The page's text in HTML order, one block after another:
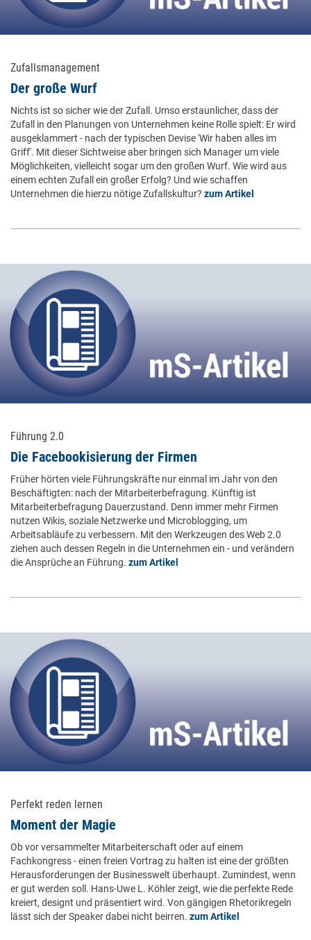
Zufallsmanagement
Der große Wurf
Nichts ist so sicher wie der Zufall. Umso erstaunlicher, dass der
Zufall in den Planungen von Unternehmen keine Rolle spielt: Er wird
ausgeklammert - nach der typischen Devise 'Wir haben alles im
Griff'. Mit dieser Sichtweise aber bringen sich Manager um viele
Möglichkeiten, vielleicht sogar um den großen Wurf. Wie wird aus
einem echten Zufall ein großer Erfolg? Und wie schaffen
Unternehmen die hierzu nötige Zufallskultur? zum Artikel
Führung 2.0
Die Facebookisierung der Firmen
Früher hörten viele Führungskräfte nur einmal im Jahr von den
Beschäftigten: nach der Mitarbeiterbefragung. Künftig ist
Mitarbeiterbefragung Dauerzustand. Denn immer mehr Firmen
nutzen Wikis, soziale Netzwerke und Microblogging, um
Arbeitsabläufe zu verbessern. Mit den Werkzeugen des Web 2.0
ziehen auch dessen Regeln in die Unternehmen ein - und verändern
die Ansprüche an Führung. zum Artikel
Perfekt reden lernen
Moment der Magie
Ob vor versammelter Mitarbeiterschaft oder auf einem
Fachkongress - einen freien Vortrag zu halten ist eine der größten
Herausforderungen der Businesswelt überhaupt. Zumindest, wenn
er gut werden soll. Hans-Uwe L. Köhler zeigt, wie die perfekte Rede
kreiert, designt und präsentiert wird. Von gängigen Rhetorikregeln
lässt sich der Speaker dabei nicht beirren. zum Artikel